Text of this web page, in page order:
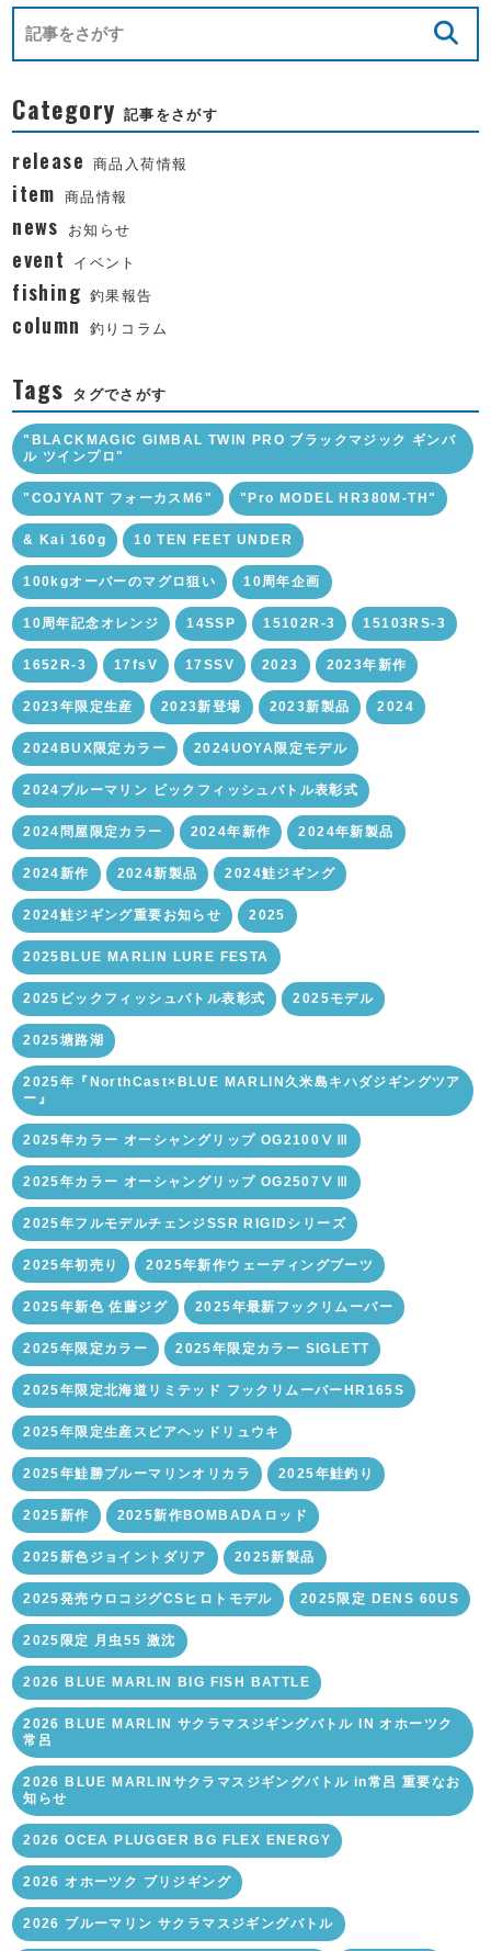
Category 記事をさがす
release 商品入荷情報
item 商品情報
news お知らせ
event イベント
fishing 釣果報告
column 釣りコラム
Tags タグでさがす
"BLACKMAGIC GIMBAL TWIN PRO ブラックマジック ギンバ
ル ツインプロ"
"COJYANT フォーカスM6" "Pro MODEL HR380M-TH"
& Kai 160g 10 TEN FEET UNDER
100kgオーバーのマグロ狙い 10周年企画
10周年記念オレンジ 14SSP 15102R-3 15103RS-3
1652R-3 17fsV 17SSV 2023 2023年新作
2023年限定生産 2023新登場 2023新製品 2024
2024BUX限定カラー 2024UOYA限定モデル
2024ブルーマリン ビックフィッシュバトル表彰式
2024問屋限定カラー 2024年新作 2024年新製品
2024新作 2024新製品 2024鮭ジギング
2024鮭ジギング重要お知らせ 2025
2025BLUE MARLIN LURE FESTA
2025ビックフィッシュバトル表彰式 2025モデル
2025塘路湖
2025年『NorthCast×BLUE MARLIN久米島キハダジギングツア
ー』
2025年カラー オーシャングリップ OG2100ⅤⅢ
2025年カラー オーシャングリップ OG2507ⅤⅢ
2025年フルモデルチェンジSSR RIGIDシリーズ
2025年初売り 2025年新作ウェーディングブーツ
2025年新色 佐藤ジグ 2025年最新フックリムーバー
2025年限定カラー 2025年限定カラー SIGLETT
2025年限定北海道リミテッド フックリムーバーHR165S
2025年限定生産スピアヘッドリュウキ
2025年鮭勝ブルーマリンオリカラ 2025年鮭釣り
2025新作 2025新作BOMBADAロッド
2025新色ジョイントダリア 2025新製品
2025発売ウロコジグCSヒロトモデル 2025限定 DENS 60US
2025限定 月虫55 激沈
2026 BLUE MARLIN BIG FISH BATTLE
2026 BLUE MARLIN サクラマスジギングバトル IN オホーツク
常呂
2026 BLUE MARLINサクラマスジギングバトル in常呂 重要なお
知らせ
2026 OCEA PLUGGER BG FLEX ENERGY
2026 オホーツク ブリジギング
2026 ブルーマリン サクラマスジギングバトル